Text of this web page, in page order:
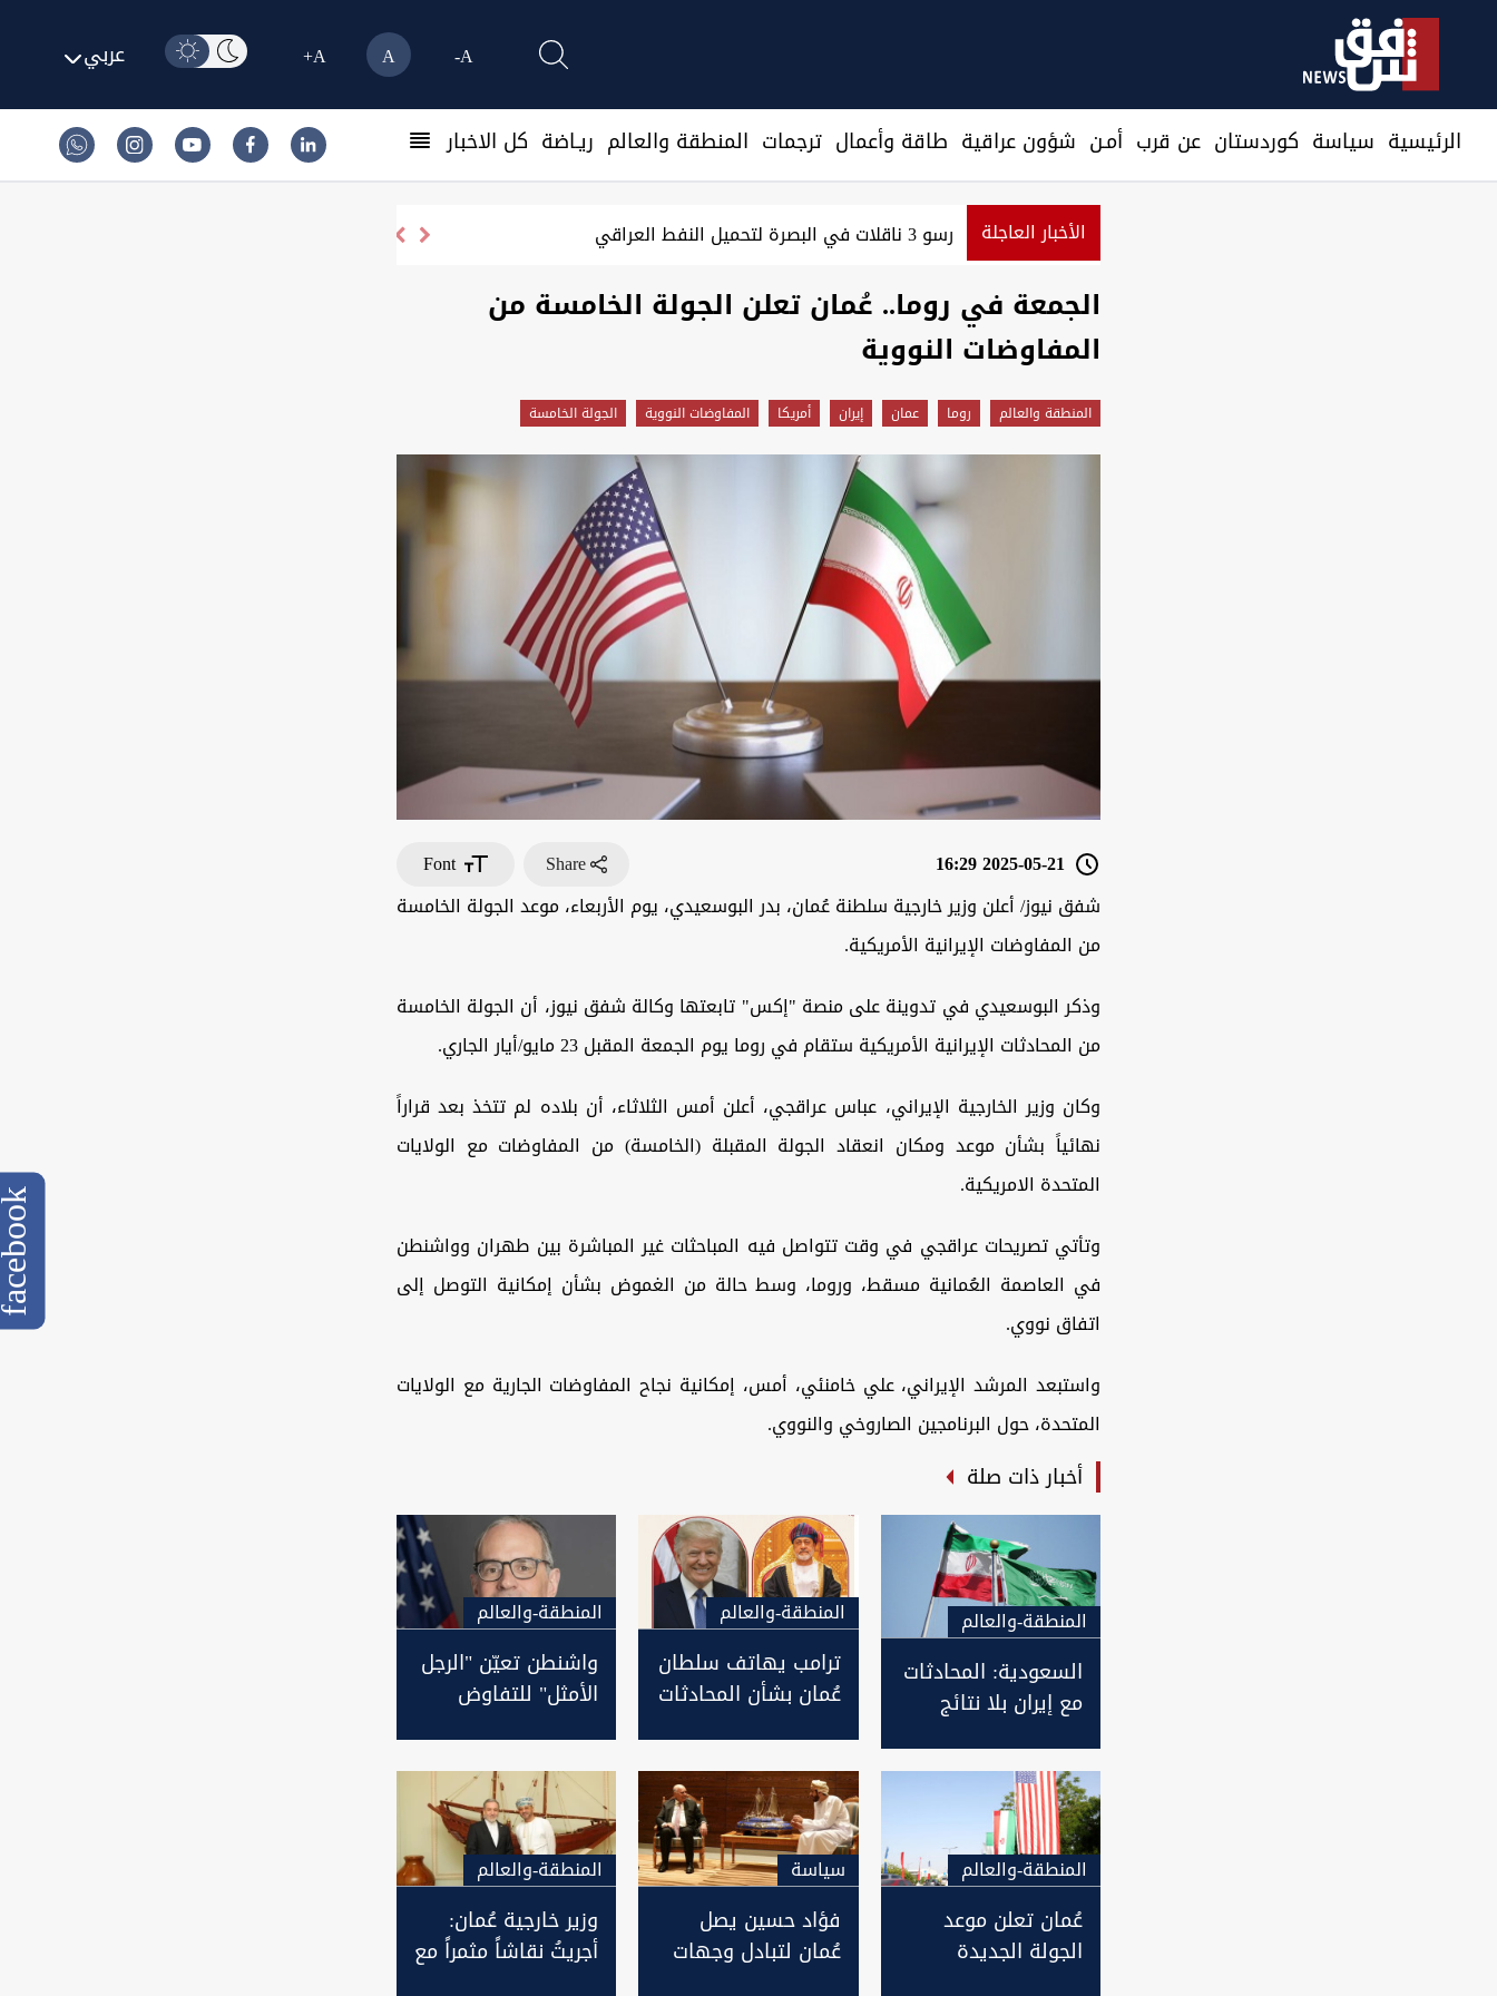
A-
A
A+ عربي
الرئيسية سیاسة كوردستان عن قرب أمـن شؤون عراقية طاقة وأعمال ترجمات المنطقة والعالم ريـاضة كل الاخبار
الأخبار العاجلة رسو 3 ناقلات في البصرة لتحميل النفط العراقي
الجمعة في روما.. عُمان تعلن الجولة الخامسة من
المفاوضات النووية
المنطقة والعالم روما عمان إيران أمريكا المفاوضات النووية الجولة الخامسة
2025-05-21 16:29
Share
Font
شفق نيوز/ أعلن وزير خارجية سلطنة عُمان، بدر البوسعيدي، يوم الأربعاء، موعد الجولة الخامسة
من المفاوضات الإيرانية الأمريكية.
وذكر البوسعيدي في تدوينة على منصة "إكس" تابعتها وكالة شفق نيوز، أن الجولة الخامسة
من المحادثات الإيرانية الأمريكية ستقام في روما يوم الجمعة المقبل 23 مايو/أيار الجاري.
وكان وزير الخارجية الإيراني، عباس عراقجي، أعلن أمس الثلاثاء، أن بلاده لم تتخذ بعد قراراً
نهائياً بشأن موعد ومكان انعقاد الجولة المقبلة (الخامسة) من المفاوضات مع الولايات
المتحدة الامريكية.
وتأتي تصريحات عراقجي في وقت تتواصل فيه المباحثات غير المباشرة بين طهران وواشنطن
في العاصمة العُمانية مسقط، وروما، وسط حالة من الغموض بشأن إمكانية التوصل إلى
اتفاق نووي.
واستبعد المرشد الإيراني، علي خامنئي، أمس، إمكانية نجاح المفاوضات الجارية مع الولايات
المتحدة، حول البرنامجين الصاروخي والنووي.
أخبار ذات صلة
المنطقة-والعالم
السعودية: المحادثات
مع إيران بلا نتائج
المنطقة-والعالم
ترامب يهاتف سلطان
عُمان بشأن المحادثات
المنطقة-والعالم
واشنطن تعيّن "الرجل
الأمثل" للتفاوض
المنطقة-والعالم
عُمان تعلن موعد
الجولة الجديدة
سیاسة
فؤاد حسين يصل
عُمان لتبادل وجهات
المنطقة-والعالم
وزير خارجية عُمان:
أجريتُ نقاشاً مثمراً مع